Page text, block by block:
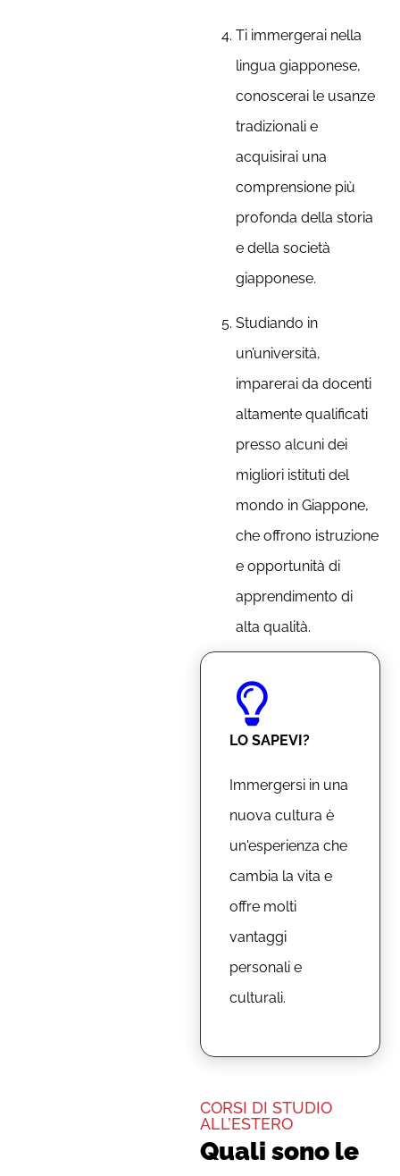
Ti immergerai nella
lingua giapponese,
conoscerai le usanze
tradizionali e
acquisirai una
comprensione più
profonda della storia
e della società
giapponese.
Studiando in
un’università,
imparerai da docenti
altamente qualificati
presso alcuni dei
migliori istituti del
mondo in Giappone,
che offrono istruzione
e opportunità di
apprendimento di
alta qualità.
LO SAPEVI?
Immergersi in una
nuova cultura è
un'esperienza che
cambia la vita e
offre molti
vantaggi
personali e
culturali.
CORSI DI STUDIO
ALL’ESTERO
Quali sono le